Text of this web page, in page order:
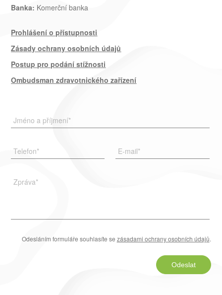
Banka: Komerční banka
Prohlášení o přístupnosti
Zásady ochrany osobních údajů
Postup pro podání stížnosti
Ombudsman zdravotnického zařízení
Jméno a příjmení*
Telefon* E-mail*
Zpráva*
Odesláním formuláře souhlasíte se zásadami ochrany osobních údajů.
Odeslat